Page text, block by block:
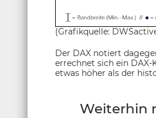
(Grafikquelle:
Der DAX notiert
errechnet sich ein DAX-
etwas höher als der
Weiterhin